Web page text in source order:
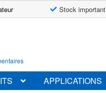
Stock important
APPLICATIONS